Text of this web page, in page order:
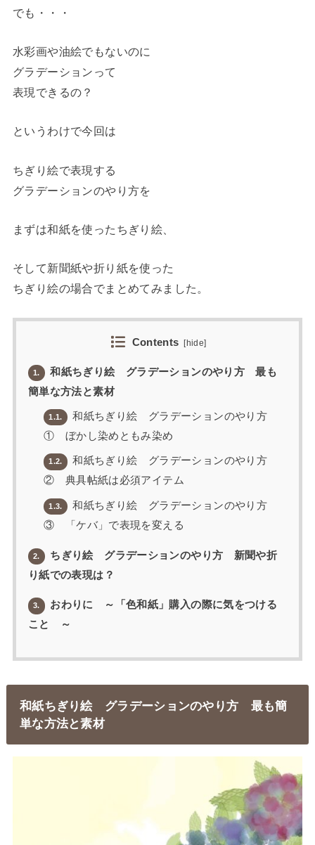
でも・・・
水彩画や油絵でもないのに
グラデーションって
表現できるの？
というわけで今回は
ちぎり絵で表現する
グラデーションのやり方を
まずは和紙を使ったちぎり絵、
そして新聞紙や折り紙を使った
ちぎり絵の場合でまとめてみました。
Contents [hide]
1.
和紙ちぎり絵 グラデーションのやり方 最も
簡単な方法と素材
1.1.
和紙ちぎり絵 グラデーションのやり方
① ぼかし染めともみ染め
1.2.
和紙ちぎり絵 グラデーションのやり方
② 典具帖紙は必須アイテム
1.3.
和紙ちぎり絵 グラデーションのやり方
③ 「ケバ」で表現を変える
2.
ちぎり絵 グラデーションのやり方 新聞や折
り紙での表現は？
3.
おわりに ～「色和紙」購入の際に気をつける
こと ～
和紙ちぎり絵 グラデーションのやり方 最も簡
単な方法と素材